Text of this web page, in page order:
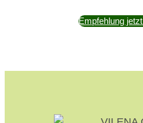
Empfehlung